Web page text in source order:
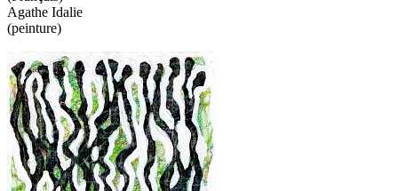
Agathe Idalie
(peinture)